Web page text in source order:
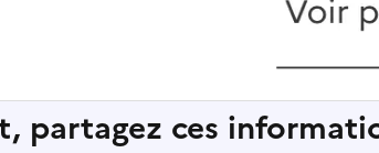
partagez ces